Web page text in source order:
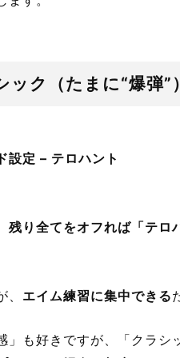
ク（たまに“爆弾”
定 – テロハント
残り全てをオフれば「テロ
エイム練習に集中できる
も好きですが、「クラシ